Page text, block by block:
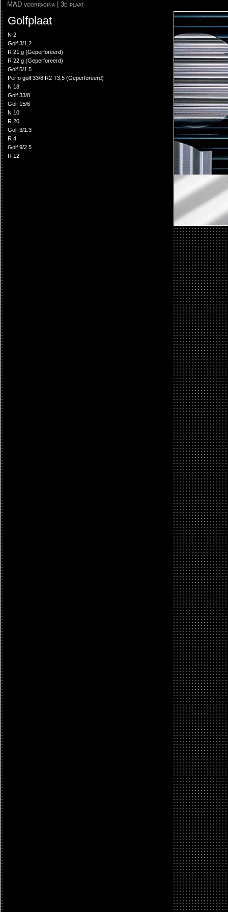
MAD voorpagina 3d plaat
Golfplaat
N 2
Golf 3/1.2
R 21 g (Geperforeerd)
R 22 g (Geperforeerd)
Golf 5/1.5
Perfo golf 33/8 R2 T3,5 (Geperforeerd)
N 18
Golf 33/8
Golf 15/6
N 10
R 20
Golf 3/1.3
R 4
Golf 9/2.5
R 12